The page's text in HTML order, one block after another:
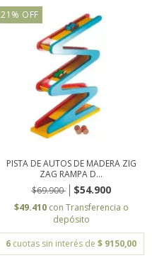
21 % OFF
PISTA DE AUTOS DE MADERA ZIG
ZAG RAMPA D...
$69.900
$54.900
$49.410 con Transferencia o
depósito
6 cuotas sin interés de $ 9150,00